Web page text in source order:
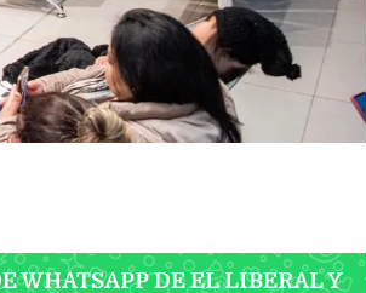
WHATSAPP DE EL LIBERAL Y